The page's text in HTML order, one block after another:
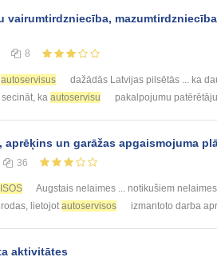
8
autoservisus dažādās Latvijas pilsētās ... ka
ka autoservisu pakalpojumu patērētāju
aprēķins un garāžas apgaismojuma
36
Augstais nelaimes ... notikušiem
lietojotautoservisos izmantoto darba
aktivitātes